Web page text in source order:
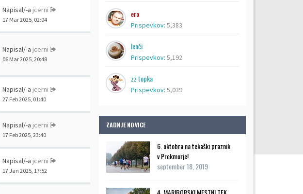
ero
Prispevkov: 5,383
lenči
Prispevkov: 5,192
zz topka
Prispevkov: 5,039
ZADNJE NOVICE
6. oktobra na tekaški praznik
v Prekmurje!
september 18, 2019
Napisal/-a jcerni
17 Mar 2025, 02:04
Napisal/-a jcerni
06 Mar 2025, 20:48
Napisal/-a jcerni
27 Feb 2025, 01:40
Napisal/-a jcerni
17 Feb 2025, 23:40
Napisal/-a jcerni
17 Jan 2025, 17:52